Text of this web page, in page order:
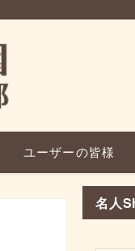
ユーザーの皆様
名人